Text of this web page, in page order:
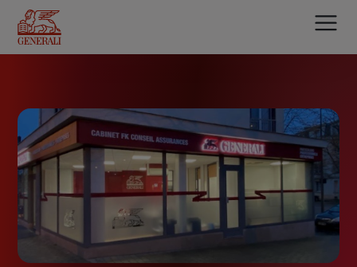
contenu
principal